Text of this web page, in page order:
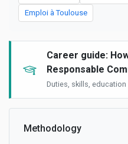
Emploi à Toulouse
Career guide:
Responsable
Duties, skills,
Methodology